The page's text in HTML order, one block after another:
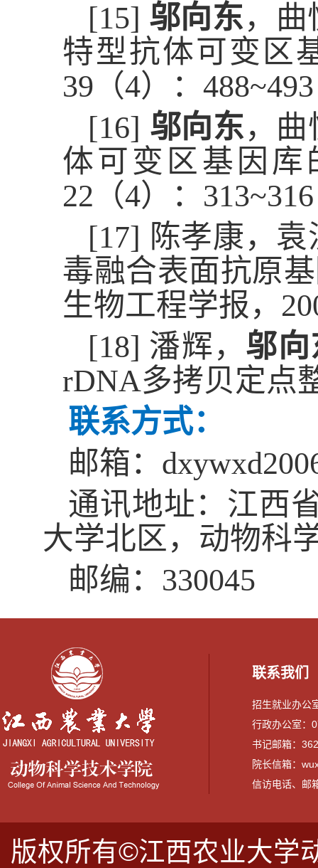
[15] 邬向东，
特型抗体可变区
39 （4）： 488~493
[16] 邬向东，
体可变区基因库
22 （4）： 313~316
[17] 陈孝康，
毒融合表面抗原
生物工程学报，
[18] 潘辉， 邬向
rDNA多拷贝定点
联系方式：
邮箱：
通讯地址：江西
大学北区，动物科
邮编： 330045
联系我们
招生就业办公
行政办公室：
书记邮箱：
院长信箱：
信访电话、邮
版权所有©江西农业大学